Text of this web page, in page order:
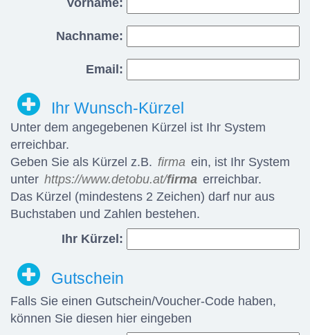
Nachname:
Email:
Ihr Wunsch-Kürzel
Unter dem angegebenen Kürzel ist Ihr System
erreichbar.
Geben Sie als Kürzel z.B. firma ein, ist Ihr System
unter https://www.detobu.at/firma erreichbar.
Das Kürzel (mindestens 2 Zeichen) darf nur aus
Buchstaben und Zahlen bestehen.
Ihr Kürzel:
Gutschein
Falls Sie einen Gutschein/Voucher-Code haben,
können Sie diesen hier eingeben